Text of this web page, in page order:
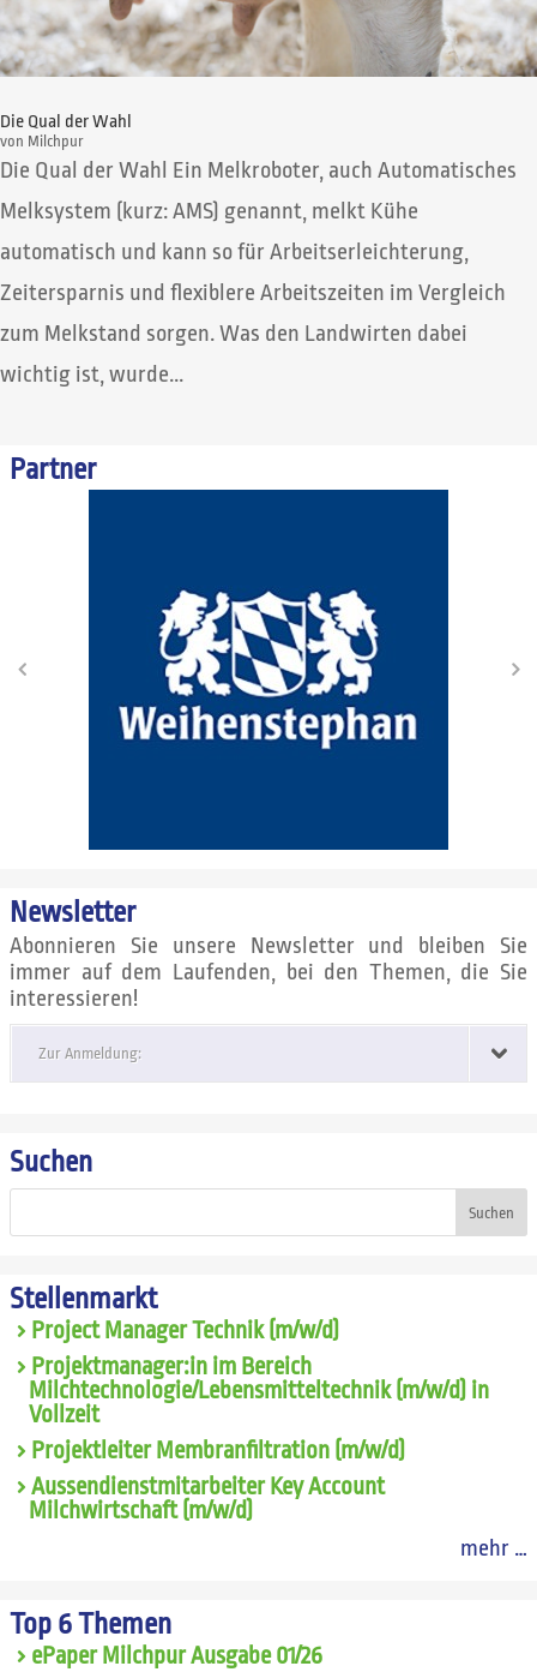
Die Qual der Wahl
von Milchpur
Die Qual der Wahl Ein Melkroboter, auch Automatisches
Melksystem (kurz: AMS) genannt, melkt Kühe
automatisch und kann so für Arbeitserleichterung,
Zeitersparnis und flexiblere Arbeitszeiten im Vergleich
zum Melkstand sorgen. Was den Landwirten dabei
wichtig ist, wurde...
Partner
Newsletter
Abonnieren Sie unsere Newsletter und bleiben Sie
immer auf dem Laufenden, bei den Themen, die Sie
interessieren!
Zur Anmeldung:
Suchen
Suchen
Stellenmarkt
Project Manager Technik (m/w/d)
Projektmanager:in im Bereich
Milchtechnologie/Lebensmitteltechnik (m/w/d) in
Vollzeit
Projektleiter Membranfiltration (m/w/d)
Aussendienstmitarbeiter Key Account
Milchwirtschaft (m/w/d)
mehr …
Top 6 Themen
ePaper Milchpur Ausgabe 01/26